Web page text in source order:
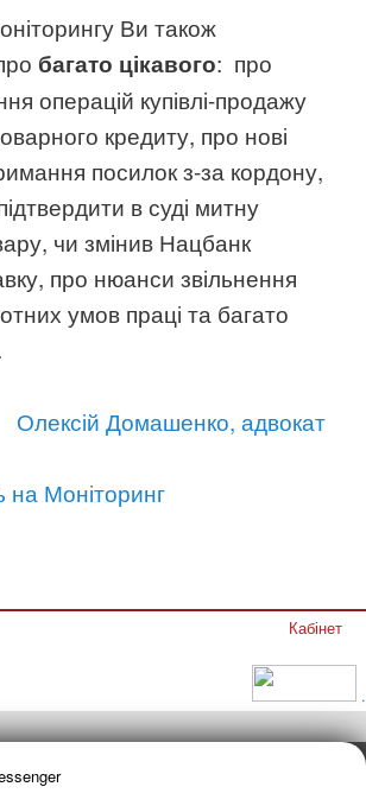
Ви також
багато цікавого: про
операцій купівлі-продажу
кредиту, про нові
посилок з-за кордону,
в суді митну
чи змінив Нацбанк
про нюанси звільнення
умов праці та багато
Олексій Домашенко, адвокат
на Моніторинг
Кабінет
.